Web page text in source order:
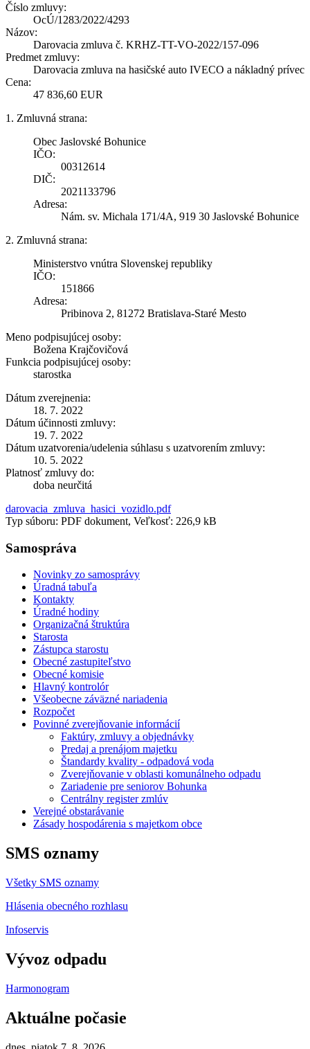
Číslo zmluvy:
OcÚ/1283/2022/4293
Názov:
Darovacia zmluva č. KRHZ-TT-VO-2022/157-096
Predmet zmluvy:
Darovacia zmluva na hasičské auto IVECO a nákladný prívec
Cena:
47 836,60 EUR
1. Zmluvná strana:
Obec Jaslovské Bohunice
IČO:
00312614
DIČ:
2021133796
Adresa:
Nám. sv. Michala 171/4A, 919 30 Jaslovské Bohunice
2. Zmluvná strana:
Ministerstvo vnútra Slovenskej republiky
IČO:
151866
Adresa:
Pribinova 2, 81272 Bratislava-Staré Mesto
Meno podpisujúcej osoby:
Božena Krajčovičová
Funkcia podpisujúcej osoby:
starostka
Dátum zverejnenia:
18. 7. 2022
Dátum účinnosti zmluvy:
19. 7. 2022
Dátum uzatvorenia/udelenia súhlasu s uzatvorením zmluvy:
10. 5. 2022
Platnosť zmluvy do:
doba neurčitá
darovacia_zmluva_hasici_vozidlo.pdf
Typ súboru: PDF dokument, Veľkosť: 226,9 kB
Samospráva
Novinky zo samosprávy
Úradná tabuľa
Kontakty
Úradné hodiny
Organizačná štruktúra
Starosta
Zástupca starostu
Obecné zastupiteľstvo
Obecné komisie
Hlavný kontrolór
Všeobecne záväzné nariadenia
Rozpočet
Povinné zverejňovanie informácií
Faktúry, zmluvy a objednávky
Predaj a prenájom majetku
Štandardy kvality - odpadová voda
Zverejňovanie v oblasti komunálneho odpadu
Zariadenie pre seniorov Bohunka
Centrálny register zmlúv
Verejné obstarávanie
Zásady hospodárenia s majetkom obce
SMS oznamy
Všetky SMS oznamy
Hlásenia obecného rozhlasu
Infoservis
Vývoz odpadu
Harmonogram
Aktuálne počasie